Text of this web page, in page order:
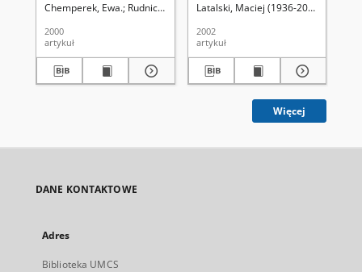
Chemperek, Ewa. Rudnicka-Drożak, Ewa. Rudnicka-Drożak, Ewa.
2000
artykuł
Latalski, Maciej (1936-2008)
2002
artykuł
Więcej
DANE KONTAKTOWE
Adres
Biblioteka UMCS